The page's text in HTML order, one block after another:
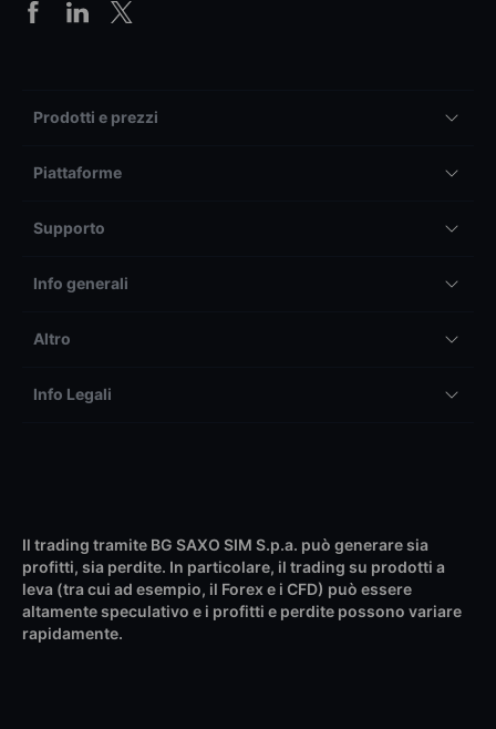
Prodotti e prezzi
Piattaforme
Supporto
Info generali
Altro
Info Legali
Il trading tramite BG SAXO SIM S.p.a. può generare sia
profitti, sia perdite. In particolare, il trading su prodotti a
leva (tra cui ad esempio, il Forex e i CFD) può essere
altamente speculativo e i profitti e perdite possono variare
rapidamente.